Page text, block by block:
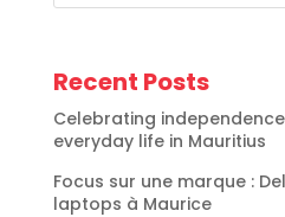
Recent Posts
Celebrating
everyday life in Mauritius
Focus sur une marque :
laptops à Maurice